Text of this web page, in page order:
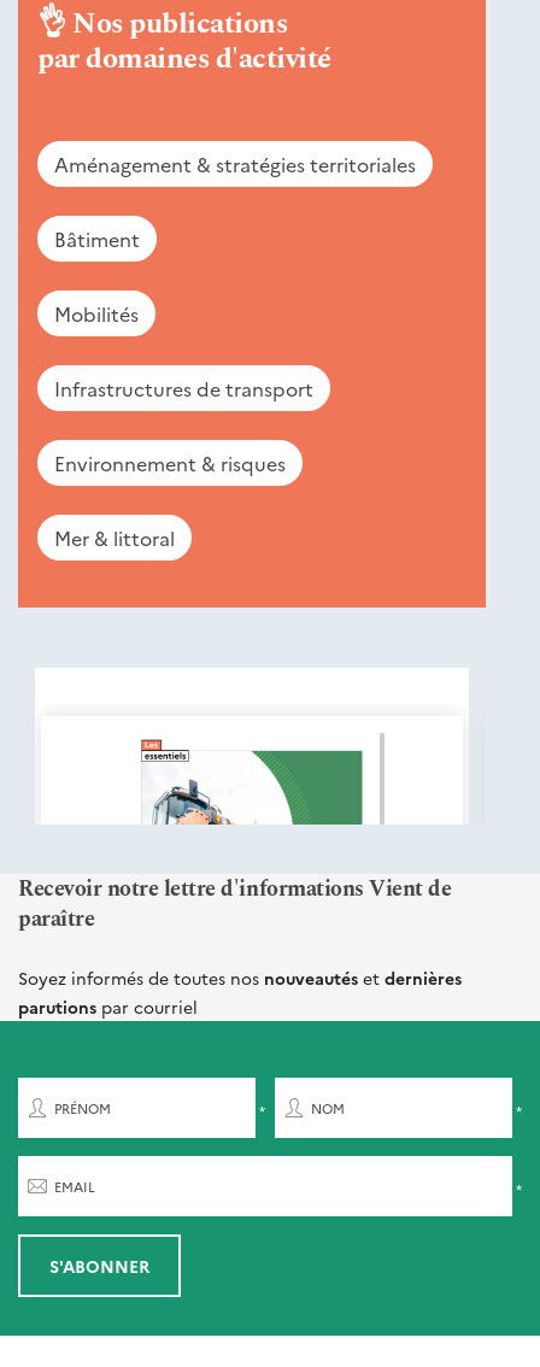
👌Nos publications
par domaines d'activité
Aménagement & stratégies territoriales
Bâtiment
Mobilités
Infrastructures de transport
Environnement & risques
Mer & littoral
Nouveautés
Recevoir notre lettre d'informations Vient de
paraître
Soyez informés de toutes nos nouveautés et dernières
parutions par courriel
PRÉNOM NOM
EMAIL
S'ABONNER